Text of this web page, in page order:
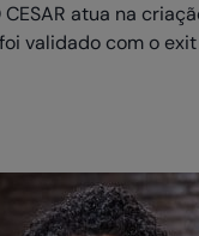
CESAR atua na
validado com o